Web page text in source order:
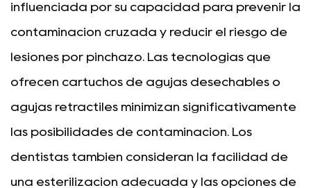
influenciada por su capacidad para prevenir la
contaminación cruzada y reducir el riesgo de
lesiones por pinchazo. Las tecnologías que
ofrecen cartuchos de agujas desechables o
agujas retráctiles minimizan significativamente
las posibilidades de contaminación. Los
dentistas también consideran la facilidad de
una esterilización adecuada y las opciones de